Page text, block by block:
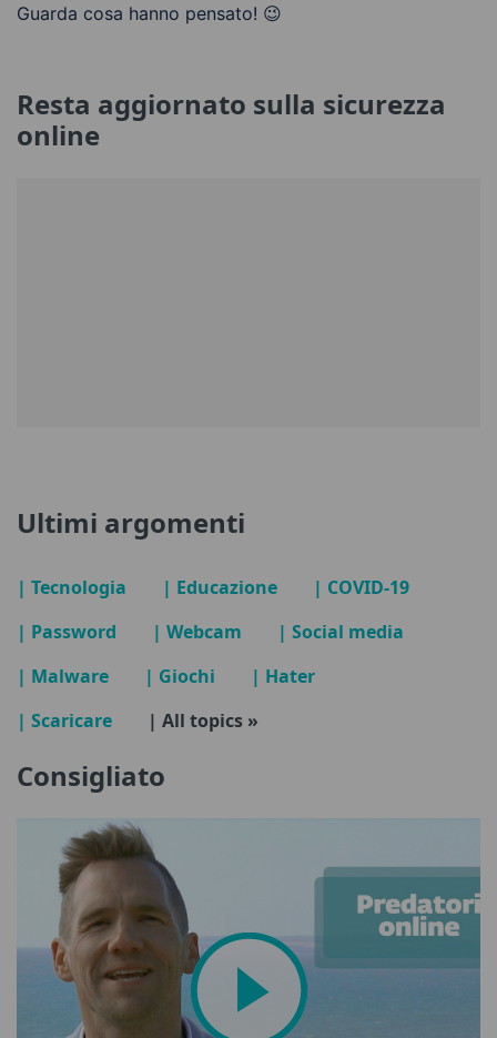
Guarda cosa hanno pensato! 😉
Resta aggiornato sulla sicurezza
online
Ultimi argomenti
| Tecnologia | Educazione
| COVID-19
| Password
| Webcam
| Social media
| Malware
| Giochi
| Hater
| Scaricare
| All topics »
Consigliato